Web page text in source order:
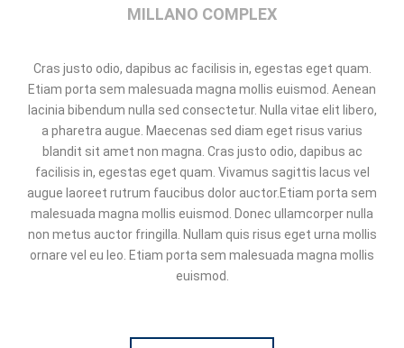
MILLANO COMPLEX
Cras justo odio, dapibus ac facilisis in, egestas eget quam.
Etiam porta sem malesuada magna mollis euismod. Aenean
lacinia bibendum nulla sed consectetur. Nulla vitae elit libero,
a pharetra augue. Maecenas sed diam eget risus varius
blandit sit amet non magna. Cras justo odio, dapibus ac
facilisis in, egestas eget quam. Vivamus sagittis lacus vel
augue laoreet rutrum faucibus dolor auctor.Etiam porta sem
malesuada magna mollis euismod. Donec ullamcorper nulla
non metus auctor fringilla. Nullam quis risus eget urna mollis
ornare vel eu leo. Etiam porta sem malesuada magna mollis
euismod.